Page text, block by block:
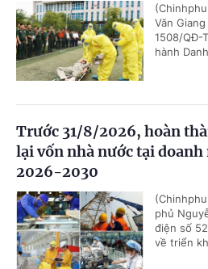
Văn
1508/QĐ-
hành
Trước 31/8/2026, hoàn
lại vốn nhà nước tại
2026-2030
phủ
điện số
về triển